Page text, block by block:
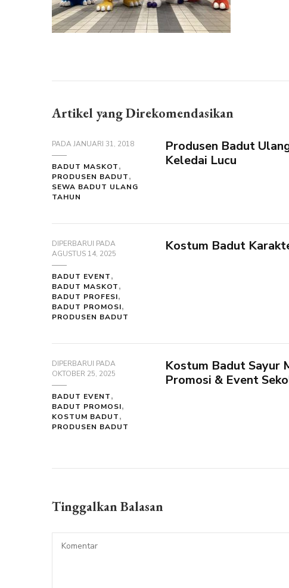
Artikel yang Direkomendasikan
PADAJANUARI 31, 2018
BADUT MASKOT
PRODUSEN BADUT
SEWA BADUT ULANG
TAHUN
Produsen Badut
Keledai Lucu
DIPERBARUI PADA
AGUSTUS 14, 2025
BADUT EVENT
BADUT MASKOT
BADUT PROFESI
BADUT PROMOSI
PRODUSEN BADUT
Kostum Badut
DIPERBARUI PADA
OKTOBER 25, 2025
BADUT EVENT
BADUT PROMOSI
KOSTUM BADUT
PRODUSEN BADUT
Kostum Badut Sayur
Promosi & Event
Tinggalkan Balasan